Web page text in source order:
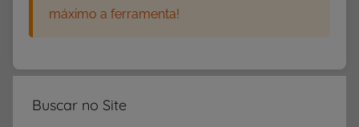
,
a
máximo a ferramenta!
Buscar no Site